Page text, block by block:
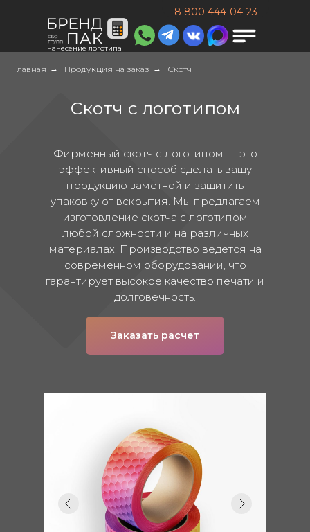
8 800 444-04-23
нанесение логотипа
Главная → Продукция на заказ → Скотч
Скотч с логотипом
Фирменный скотч с логотипом — это
эффективный способ сделать вашу
продукцию заметной и защитить
упаковку от вскрытия. Мы предлагаем
изготовление скотча с логотипом
любой сложности и на различных
материалах. Производство ведется на
современном оборудовании, что
гарантирует высокое качество печати и
долговечность.
Заказать расчет